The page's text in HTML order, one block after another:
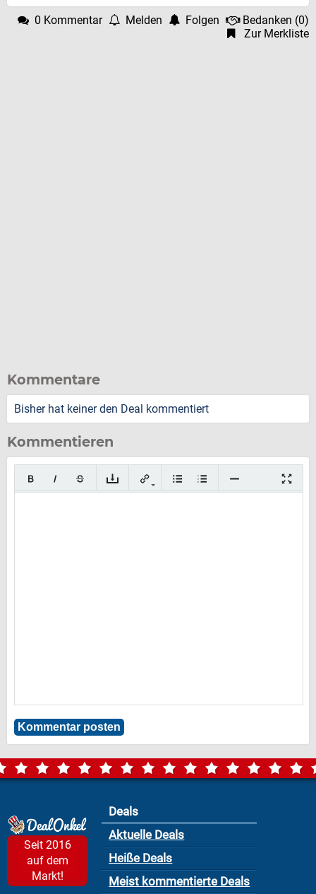
0 Kommentar Melden Folgen Bedanken (0)
Zur Merkliste
Kommentare
Bisher hat keiner den Deal kommentiert
Kommentieren
Seit 2016
auf dem
Markt!
Deals
Aktuelle Deals
Heiße Deals
Meist kommentierte Deals